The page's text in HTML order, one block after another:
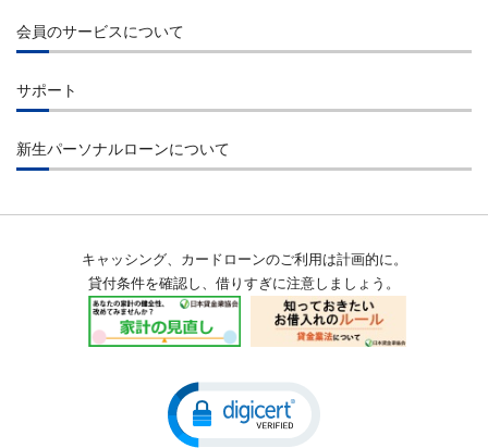
コンビニエンスストアのATM
ご指定口座へのお振込み
貸付条件
インターネット
コンビニエンスストアのATM
お振込み
会員のサービスについて
会員サービス
店舗検索
返済シミュレーション
サポート
お問合せ
メンテナンス情報
収入証明書類提出のお願い
不正利用被害の補償方針
新生パーソナルローンについて
会員規約
SBI新生銀行グループ マネー・ローンダリング及びテロ資金供与対
キャッシング、カードローンのご利用は計画的に。
貸付条件を確認し、借りすぎに注意しましょう。